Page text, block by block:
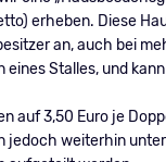
erheben. Diese
an, auch bei
eines Stalles, und
auf 3,50 Euro je
jedoch weiterhin